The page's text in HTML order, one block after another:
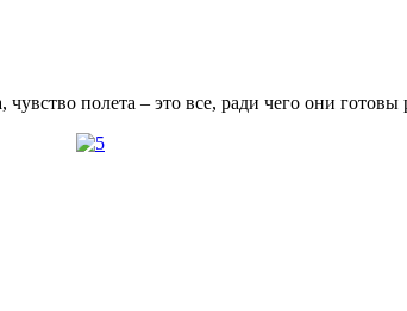
полета – это все, ради чего они готовы